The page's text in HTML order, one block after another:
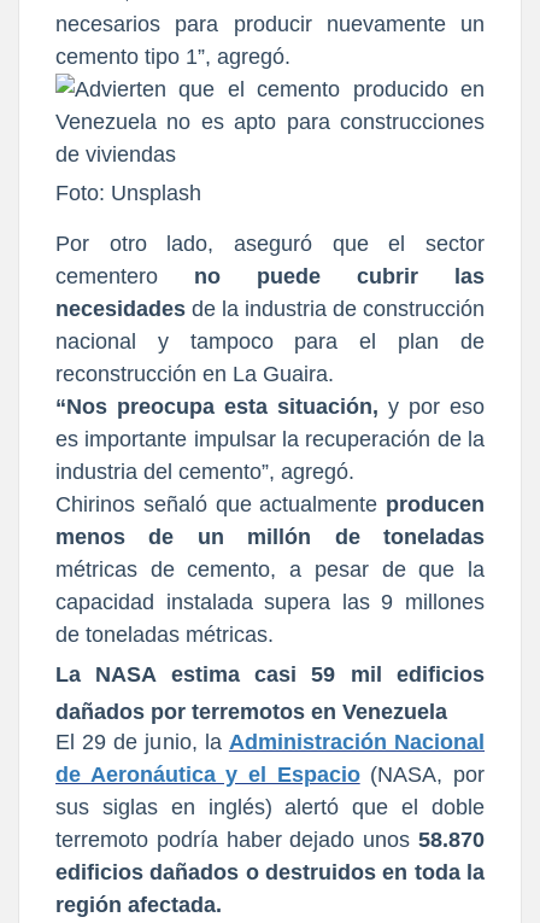
necesarios para producir nuevamente un
cemento tipo 1”, agregó.
Foto: Unsplash
Por otro lado, aseguró que el sector
cementero
no puede cubrir las
necesidades de la industria de construcción
nacional y tampoco para el plan de
reconstrucción en La Guaira.
“Nos preocupa esta situación, y por eso
es importante impulsar la recuperación de la
industria del cemento”, agregó.
Chirinos señaló que actualmente producen
menos de un millón de toneladas
métricas de cemento, a pesar de que la
capacidad instalada supera las 9 millones
de toneladas métricas.
La NASA estima casi 59 mil edificios
dañados por terremotos en Venezuela
El 29 de junio, la Administración Nacional
de Aeronáutica y el Espacio (NASA, por
sus siglas en inglés) alertó que el doble
terremoto podría haber dejado unos 58.870
edificios dañados o destruidos en toda la
región afectada.